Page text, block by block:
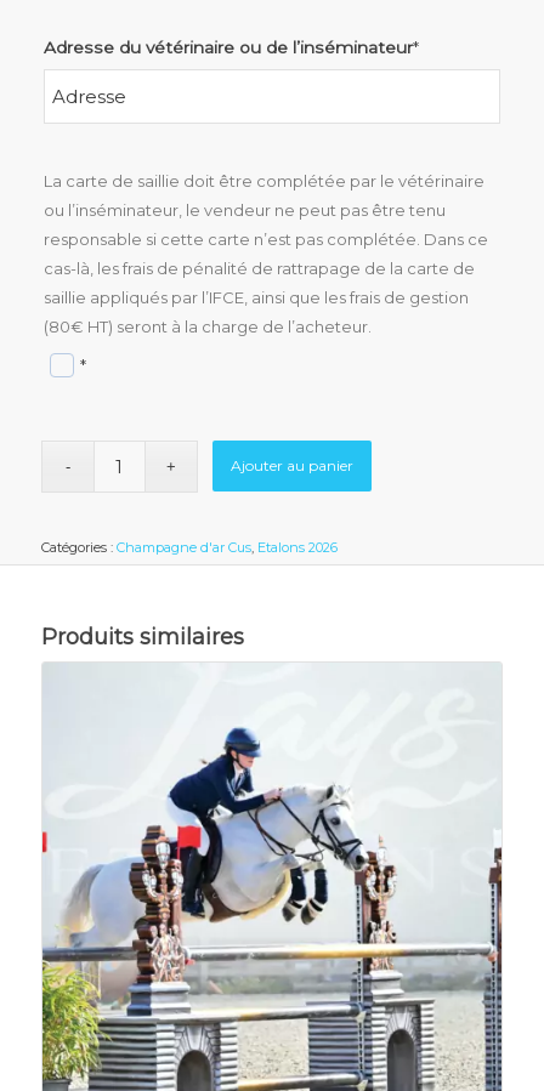
Adresse du vétérinaire ou de l’inséminateur*
La carte de saillie doit être complétée par le vétérinaire
ou l’inséminateur, le vendeur ne peut pas être tenu
responsable si cette carte n’est pas complétée. Dans ce
cas-là, les frais de pénalité de rattrapage de la carte de
saillie appliqués par l’IFCE, ainsi que les frais de gestion
(80€ HT) seront à la charge de l’acheteur.
*
Ajouter au panier
Catégories : Champagne d'ar Cus, Etalons 2026
Produits similaires